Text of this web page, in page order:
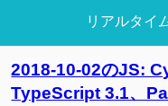
リアルタイ
2018-10-02のJS:
TypeScript 3.1、